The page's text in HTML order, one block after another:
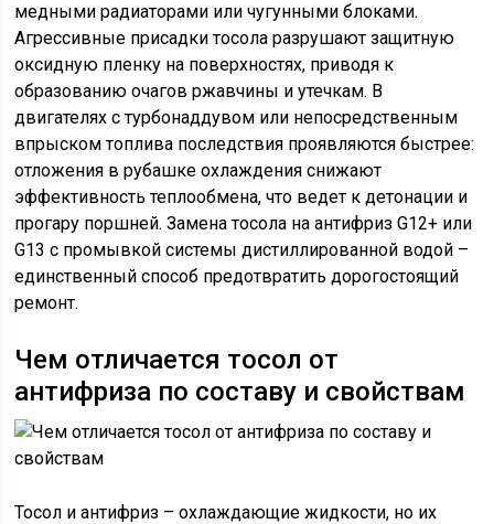
медными радиаторами или чугунными блоками.
Агрессивные присадки тосола разрушают защитную
оксидную пленку на поверхностях, приводя к
образованию очагов ржавчины и утечкам. В
двигателях с турбонаддувом или непосредственным
впрыском топлива последствия проявляются быстрее:
отложения в рубашке охлаждения снижают
эффективность теплообмена, что ведет к детонации и
прогару поршней. Замена тосола на антифриз G12+ или
G13 с промывкой системы дистиллированной водой –
единственный способ предотвратить дорогостоящий
ремонт.
Чем отличается тосол от
антифриза по составу и свойствам
Тосол и антифриз – охлаждающие жидкости, но их